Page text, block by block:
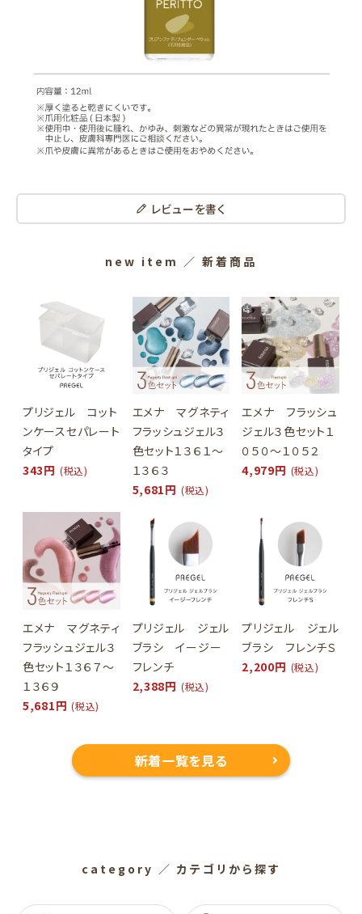
レビューを書く
new item ／ 新着商品
プリジェル コット
ンケースセパレート
タイプ
343円 (税込)
エメナ マグネティ
フラッシュジェル３
色セット１３６１～
１３６３
5,681円 (税込)
エメナ フラッシュ
ジェル３色セット１
０５０～１０５２
4,979円 (税込)
エメナ マグネティ
フラッシュジェル３
色セット１３６７～
１３６９
5,681円 (税込)
プリジェル ジェル
ブラシ イージー
フレンチ
2,388円 (税込)
プリジェル ジェル
ブラシ フレンチＳ
2,200円 (税込)
新着一覧を見る
category ／ カテゴリから探す